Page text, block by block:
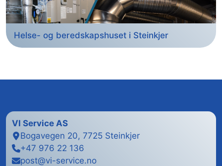
Helse- og beredskapshuset i Steinkjer
VI Service AS
Bogavegen 20, 7725 Steinkjer
+47 976 22 136
post@vi-service.no